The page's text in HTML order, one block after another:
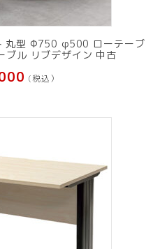
丸型 Φ750 φ500 ローテーブ
ブル リブデザイン 中古
(税込）